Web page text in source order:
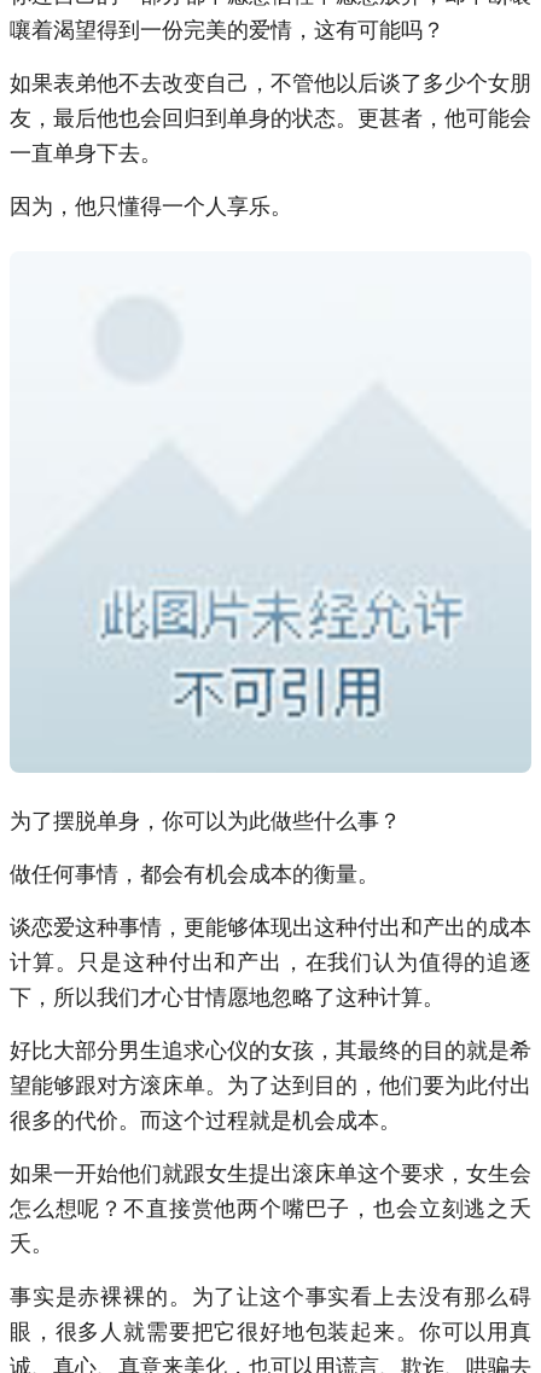
嚷着渴望得到一份完美的爱情，这有可能吗？
如果表弟他不去改变自己，不管他以后谈了多少个女朋
友，最后他也会回归到单身的状态。更甚者，他可能会
一直单身下去。
因为，他只懂得一个人享乐。
为了摆脱单身，你可以为此做些什么事？
做任何事情，都会有机会成本的衡量。
谈恋爱这种事情，更能够体现出这种付出和产出的成本
计算。只是这种付出和产出，在我们认为值得的追逐
下，所以我们才心甘情愿地忽略了这种计算。
好比大部分男生追求心仪的女孩，其最终的目的就是希
望能够跟对方滚床单。为了达到目的，他们要为此付出
很多的代价。而这个过程就是机会成本。
如果一开始他们就跟女生提出滚床单这个要求，女生会
怎么想呢？不直接赏他两个嘴巴子，也会立刻逃之夭
夭。
事实是赤裸裸的。为了让这个事实看上去没有那么碍
眼，很多人就需要把它很好地包装起来。你可以用真
诚、真心、真意来美化，也可以用谎言、欺诈、哄骗去